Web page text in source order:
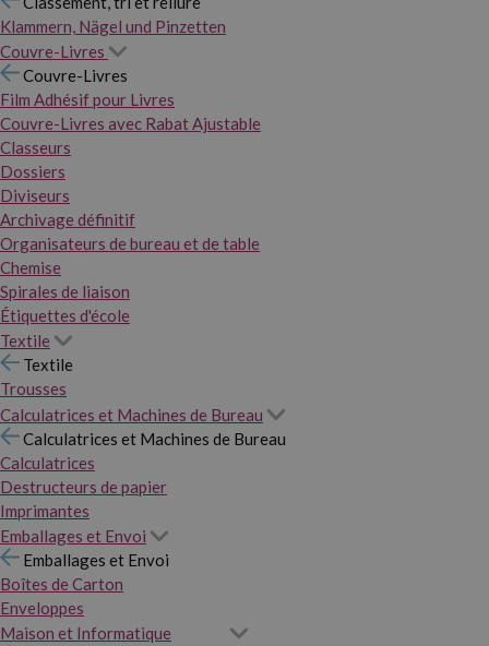
Klammern, Nägel und Pinzetten
Couvre-Livres
Couvre-Livres
Film Adhésif pour Livres
Couvre-Livres avec Rabat Ajustable
Classeurs
Dossiers
Diviseurs
Archivage définitif
Organisateurs de bureau et de table
Chemise
Spirales de liaison
Étiquettes d'école
Textile
Textile
Trousses
Calculatrices et Machines de Bureau
Calculatrices et Machines de Bureau
Calculatrices
Destructeurs de papier
Imprimantes
Emballages et Envoi
Emballages et Envoi
Boîtes de Carton
Enveloppes
Maison et Informatique